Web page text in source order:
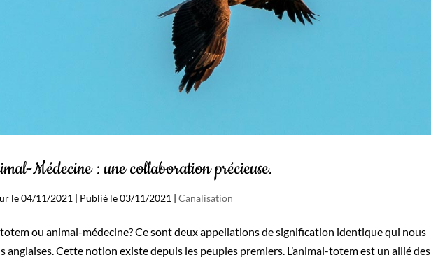
Médecine : une collaboration précieuse.
le 04/11/2021 | Publié le 03/11/2021 |Canalisation
totem ou animal-médecine? Ce sont deux appellations de signification identique qui nous
Cette notion existe depuis les peuples premiers. L’animal-totem est un allié des